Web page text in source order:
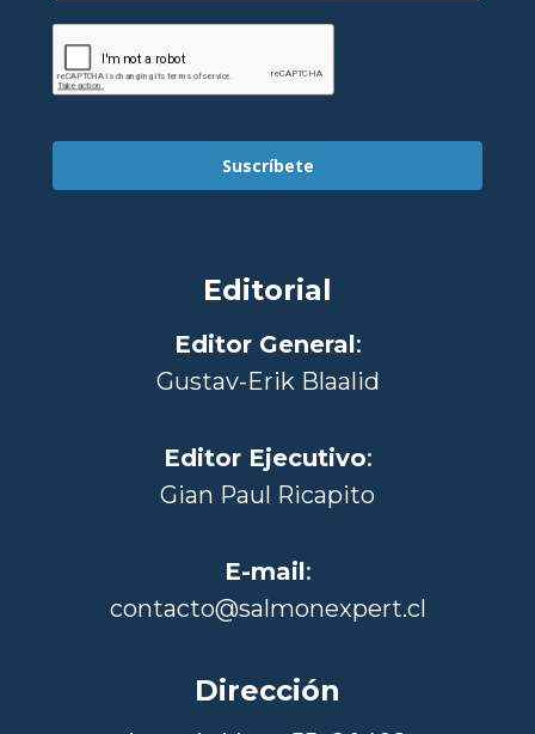
Suscríbete
Editorial
Editor General:
Gustav-Erik Blaalid
Editor Ejecutivo:
Gian Paul Ricapito
E-mail:
contacto@salmonexpert.cl
Dirección